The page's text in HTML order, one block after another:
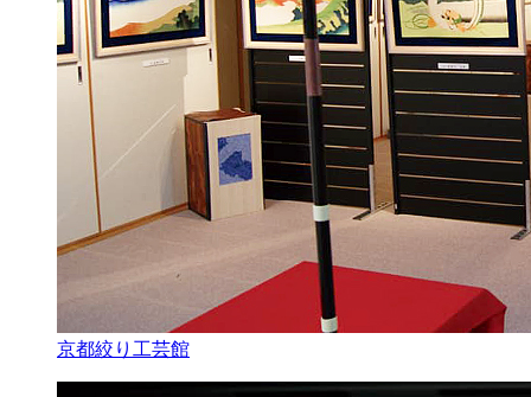
京都絞り工芸館